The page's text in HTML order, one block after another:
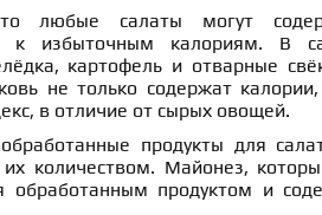
любые салаты могут
к избыточным калориям. В
картофель и отварные
не только содержат
в отличие от сырых овощей.
продукты для
количеством. Майонез,
обработанным продуктом и